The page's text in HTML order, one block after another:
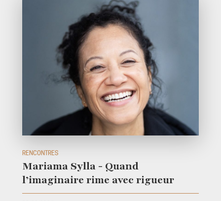
RENCONTRES
Mariama Sylla - Quand
l’imaginaire rime avec rigueur